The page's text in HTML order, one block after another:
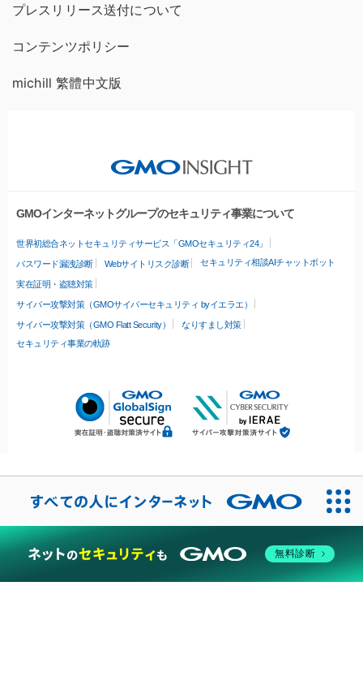
プレスリリース送付について
コンテンツポリシー
michill 繁體中文版
GMOインターネットグループのセキュリティ事業について
世界初総合ネットセキュリティサービス「GMOセキュリティ24」
パスワード漏洩診断 Webサイトリスク診断 セキュリティ相談AIチャットボット
実在証明・盗聴対策
サイバー攻撃対策（GMOサイバーセキュリティ byイエラエ）
サイバー攻撃対策（GMO Flatt Security）
なりすまし対策
セキュリティ事業の軌跡
無料診断